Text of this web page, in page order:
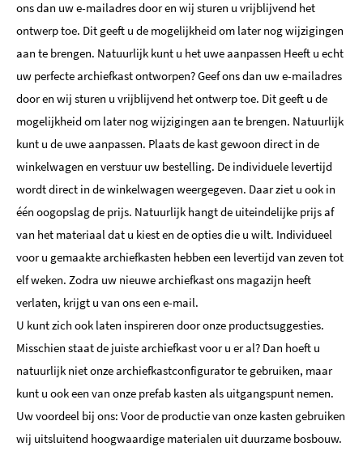
ons dan uw e-mailadres door en wij sturen u vrijblijvend het
ontwerp toe. Dit geeft u de mogelijkheid om later nog wijzigingen
aan te brengen. Natuurlijk kunt u het uwe aanpassen Heeft u echt
uw perfecte archiefkast ontworpen? Geef ons dan uw e-mailadres
door en wij sturen u vrijblijvend het ontwerp toe. Dit geeft u de
mogelijkheid om later nog wijzigingen aan te brengen. Natuurlijk
kunt u de uwe aanpassen. Plaats de kast gewoon direct in de
winkelwagen en verstuur uw bestelling. De individuele levertijd
wordt direct in de winkelwagen weergegeven. Daar ziet u ook in
één oogopslag de prijs. Natuurlijk hangt de uiteindelijke prijs af
van het materiaal dat u kiest en de opties die u wilt. Individueel
voor u gemaakte archiefkasten hebben een levertijd van zeven tot
elf weken. Zodra uw nieuwe archiefkast ons magazijn heeft
verlaten, krijgt u van ons een e-mail.
U kunt zich ook laten inspireren door onze productsuggesties.
Misschien staat de juiste archiefkast voor u er al? Dan hoeft u
natuurlijk niet onze archiefkastconfigurator te gebruiken, maar
kunt u ook een van onze prefab kasten als uitgangspunt nemen.
Uw voordeel bij ons: Voor de productie van onze kasten gebruiken
wij uitsluitend hoogwaardige materialen uit duurzame bosbouw.